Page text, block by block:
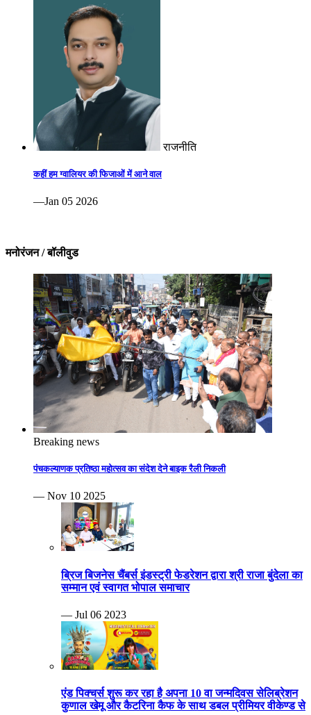
राजनीति
कहीं हम ग्वालियर की फिजाओं में आने वाल
—Jan 05 2026
मनोरंजन / बॉलीवुड
Breaking news
पंचकल्याणक प्रतिष्ठा महोत्सव का संदेश देने बाइक रैली निकली
— Nov 10 2025
ब्रिज बिजनेस चैंबर्स इंडस्ट्री फेडरेशन द्वारा श्री राजा बुंदेला का
सम्मान एवं स्वागत भोपाल समाचार
— Jul 06 2023
एंड पिक्चर्स शुरू कर रहा है अपना 10 वा जन्मदिवस सेलिब्रेशन
कुणाल खेमू और कैटरिना कैफ के साथ डबल प्रीमियर वीकेण्ड से